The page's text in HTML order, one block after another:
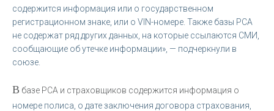
содержится информация или о государственном
регистрационном знаке, или о VIN-номере. Также базы РСА
не содержат ряд других данных, на которые ссылаются СМИ,
сообщающие об утечке информации», — подчеркнули в
союзе.
В базе РСА и страховщиков содержится информация о
номере полиса, о дате заключения договора страхования,